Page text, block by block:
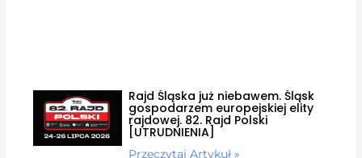
Rajd Śląska już niebawem. Śląsk
gospodarzem europejskiej elity
rajdowej. 82. Rajd Polski
[UTRUDNIENIA]
Przeczytaj Artykuł »